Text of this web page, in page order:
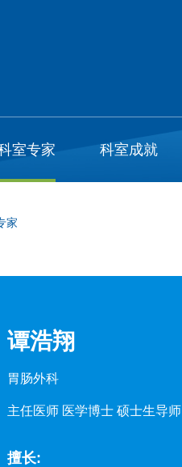
室专家 科室成就
家
谭浩翔
胃肠外科
主任医师 医学博士 硕士生导师
擅长: